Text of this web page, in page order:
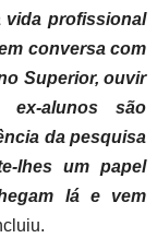
vida profissional
conversa com
Superior, ouvir
alunos são
da pesquisa
lhes um papel
lá e vem